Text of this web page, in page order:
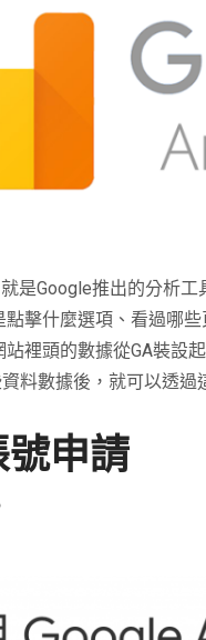
是Google推出的分析工
點擊什麼選項、看過哪
站裡頭的數據從GA裝設
料數據後，就可以透
號申請